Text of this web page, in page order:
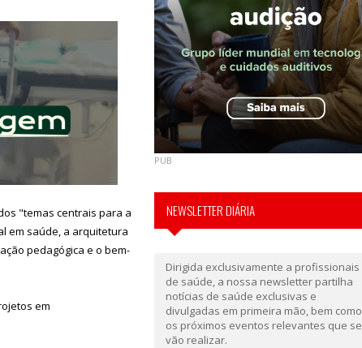
"temas centrais para a
em saúde, a arquitetura
pedagógica e o bem-
em
PUB
NEWSLETTER DIÁRIA
Dirigida exclusivamente a profissionais
de saúde, a nossa newsletter partilha
notícias de saúde exclusivas e
divulgadas em primeira mão, bem como
os próximos eventos relevantes que se
vão realizar.